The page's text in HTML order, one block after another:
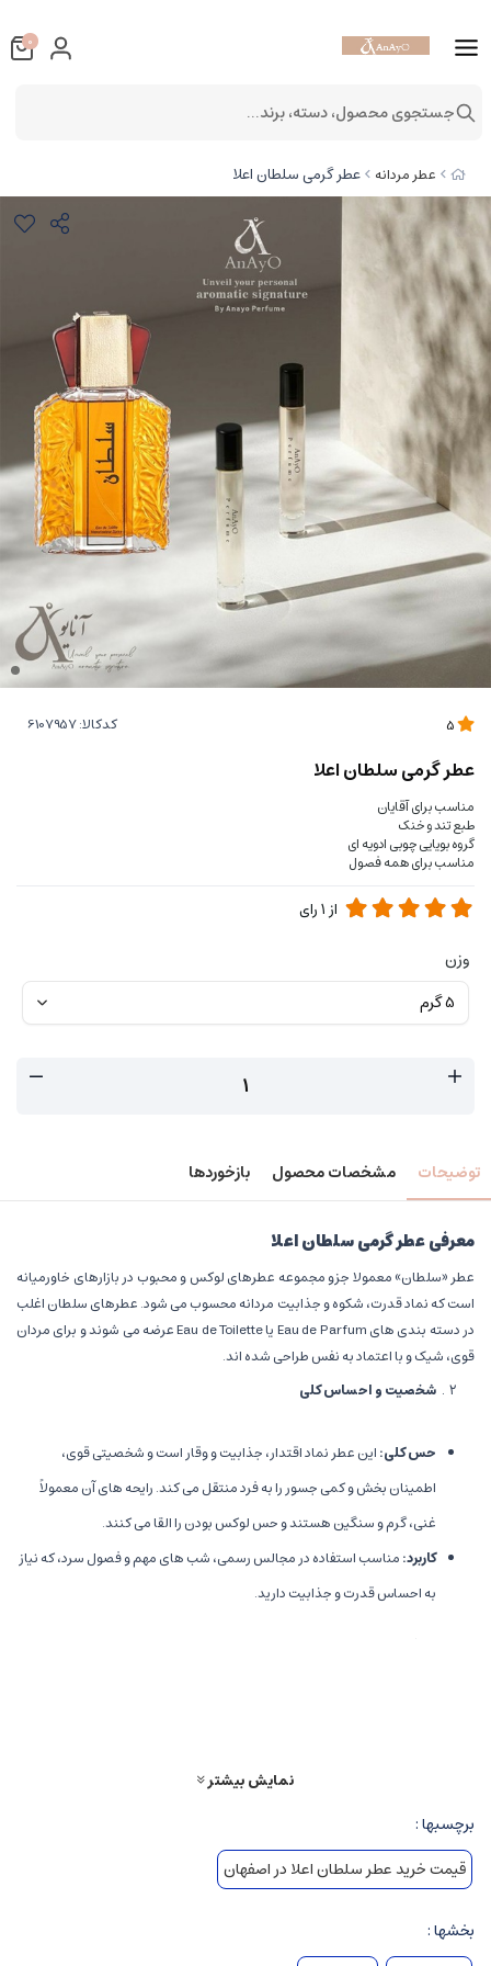
عطر مردانه عطر گرمی سلطان اعلا
کدکالا:
عطر گرمی سلطان اعلا
مناسب برای آقایان
طبع تند و خنک
گروه بویایی چوبی ادویه ای
مناسب برای همه فصول
از 1رای
وزن
توضیحات مشخصات محصول بازخوردها
معرفی عطر گرمی سلطان اعلا
عطر «سلطان» معمولا جزو مجموعه عطرهای لوکس و محبوب در بازارهای خاورمیانه
است که نماد قدرت، شکوه و جذابیت مردانه محسوب می شود. عطرهای سلطان اغلب
در دسته بندی های Eau de Parfum یا Eau de Toilette عرضه می شوند و برای مردان
قوی، شیک و با اعتماد به نفس طراحی شده اند.
شخصیت و احساس کلی
حس کلی:این عطر نماد اقتدار، جذابیت و وقار است و شخصیتی قوی،
اطمینان بخش و کمی جسور را به فرد منتقل می کند. رایحه های آن معمولاً
غنی، گرم و سنگین هستند و حس لوکس بودن را القا می کنند.
کاربرد:مناسب استفاده در مجالس رسمی، شب های مهم و فصول سرد، که نیاز
به احساس قدرت و جذابیت دارید.
حس اولیه
توجه بی درنگ و ایجاد حس قدرت در اولین برخورد می شود.
رایحه ها: ادکلن های سلطان معمولاً شامل رایحه های گرم و معطر چون
نمایش بیشتر
برچسبها :
قیمت خرید عطر سلطان اعلا در اصفهان
بخشها :
0
جستجوی محصول، دسته، برند...